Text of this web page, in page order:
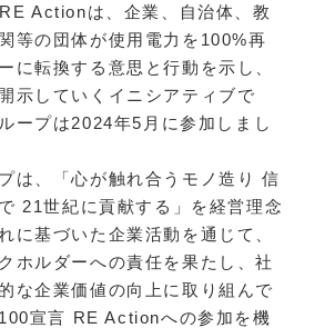
Actionは、企業、自治体、教
等の団体が使用電力を100%再
に転換する意思と行動を示し、
示していくイニシアティブで
ープは2024年5月に参加しまし
は、「心が触れ合うモノ造り 信
21世紀に貢献する」を経営理念
に基づいた企業活動を通じて、
ホルダーへの責任を果たし、社
な企業価値の向上に取り組んで
宣言 RE Actionへの参加を機